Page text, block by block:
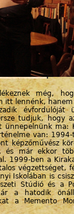
még,
itt lennénk,
évfordulóját
tudjuk, hogy
ünnepelnünk ma:
van:
képzőművész
és már ekkor
1999-ben a
végzettséget,
Iskolában is
Stúdió és a
a hatodik
a Memento